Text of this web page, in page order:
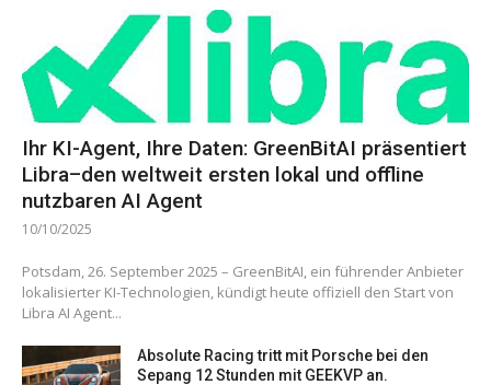
Ihr KI-Agent, Ihre Daten: GreenBitAI präsentiert
Libra–den weltweit ersten lokal und offline
nutzbaren AI Agent
10/10/2025
Potsdam, 26. September 2025 – GreenBitAI, ein führender Anbieter
lokalisierter KI-Technologien, kündigt heute offiziell den Start von
Libra AI Agent...
Absolute Racing tritt mit Porsche bei den
Sepang 12 Stunden mit GEEKVP an.